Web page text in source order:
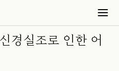
경실조로 인한 어